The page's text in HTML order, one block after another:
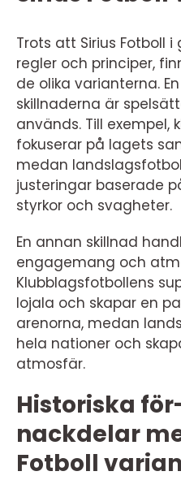
Trots att Sirius Fotboll
regler och principer,
de olika varianterna.
skillnaderna är
används. Till exempel,
fokuserar på lagets
medan
justeringar baserade
styrkor och svagheter.
En annan skillnad
engagemang och
Klubblagsfotbollens
lojala och skapar en
arenorna, medan
hela nationer och
atmosfär.
Historiska
nackdelar
Fotboll